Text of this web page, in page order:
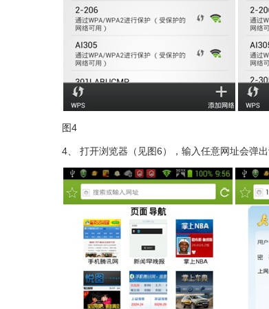
图4
4 打开浏览器（见图6），输入任意网址会弹